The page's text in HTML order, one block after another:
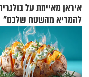
איראן מאיימת על
להמריא מהשטח שלכם"